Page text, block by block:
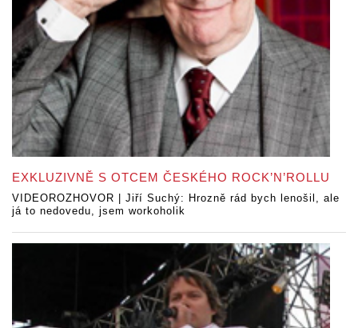
EXKLUZIVNĚ S OTCEM ČESKÉHO ROCK’N’ROLLU
VIDEOROZHOVOR | Jiří Suchý: Hrozně rád bych lenošil, ale
já to nedovedu, jsem workoholik